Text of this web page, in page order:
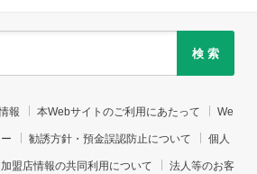
検 索
報 本Webサイトのご利用にあたって We
勧誘方針・預金誤認防止について 個人
加盟店情報の共同利用について 法人等のお客